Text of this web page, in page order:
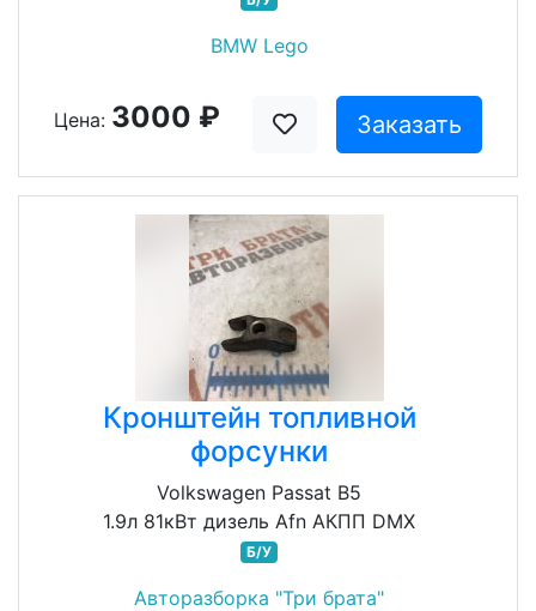
BMW Lego
Цена: 3000 ₽ Заказать
Кронштейн топливной
форсунки
Volkswagen Passat B5
1.9л 81кВт дизель Afn АКПП DMX
Б/У
Авторазборка "Три брата"